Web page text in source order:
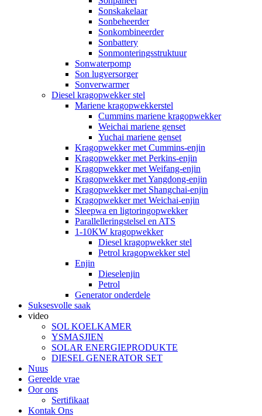
Sonskakelaar
Sonbeheerder
Sonkombineerder
Sonbattery
Sonmonteringsstruktuur
Sonwaterpomp
Son lugversorger
Sonverwarmer
Diesel kragopwekker stel
Mariene kragopwekkerstel
Cummins mariene kragopwekker
Weichai mariene genset
Yuchai mariene genset
Kragopwekker met Cummins-enjin
Kragopwekker met Perkins-enjin
Kragopwekker met Weifang-enjin
Kragopwekker met Yangdong-enjin
Kragopwekker met Shangchai-enjin
Kragopwekker met Weichai-enjin
Sleepwa en ligtoringopwekker
Parallelleringstelsel en ATS
1-10KW kragopwekker
Diesel kragopwekker stel
Petrol kragopwekker stel
Enjin
Dieselenjin
Petrol
Generator onderdele
Suksesvolle saak
video
SOL KOELKAMER
YSMASJIEN
SOLAR ENERGIEPRODUKTE
DIESEL GENERATOR SET
Nuus
Gereelde vrae
Oor ons
Sertifikaat
Kontak Ons